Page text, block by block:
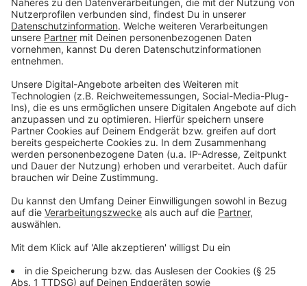
Anzeige
Jede Krankenkasse hat ihre eigene ePA-App. Wie die
Anwendung genau heißt, kann man über eine Liste
derGematik herausfinden, der nationalen Agentur für
digitale Medizin .
Gut zu wissen: Die einzelnen ePA-Apps stellen
unterschiedliche Anforderungen an das
Betriebssystem des Smartphones. Ein Beispiel:
Während der einen ePA-App auf dem iPhone iOS 15
ausreicht, braucht die andere iOS 17. Auf Android
laufen die Anwendungen in aller Regel ab Version 10.